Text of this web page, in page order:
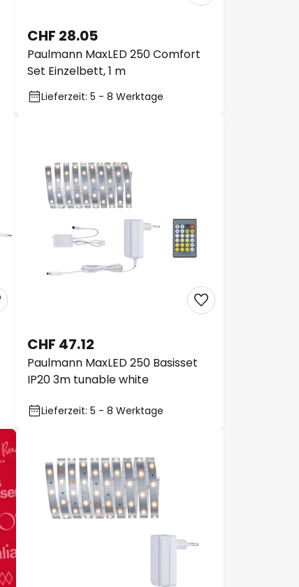
Paulmann MaxLED 250 Comfort
Set Einzelbett, 1 m
CHF 28.05
Lieferzeit: 5 - 8 Werktage
Paulmann MaxLED 250 Basisset
IP20 3m tunable white
CHF 47.12
Lieferzeit: 5 - 8 Werktage